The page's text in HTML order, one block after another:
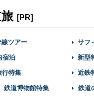
[PR]
線ツアー サフ
宿泊 新型
行特集 近鉄
鉄道博物館特集 鉄道